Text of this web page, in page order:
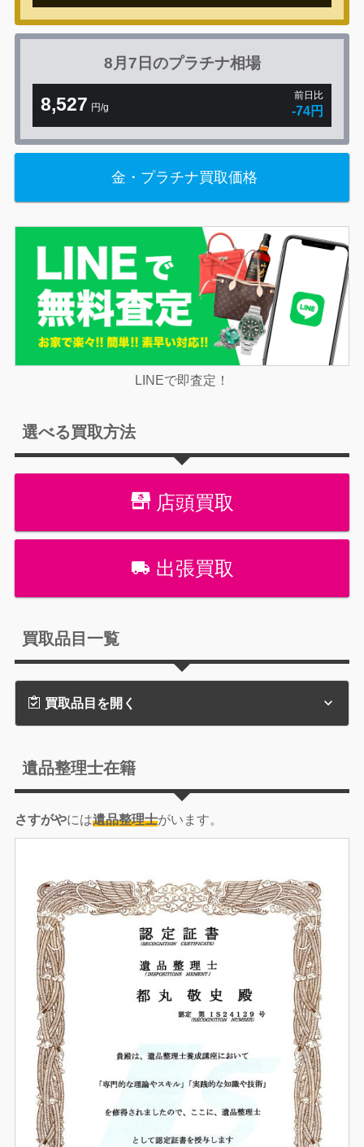
8月7日のプラチナ相場
8,527 円/g
前日比
-74円
金・プラチナ買取価格
LINEで即査定！
選べる買取方法
店頭買取
出張買取
買取品目一覧
買取品目を開く
遺品整理士在籍
さすがやには遺品整理士がいます。